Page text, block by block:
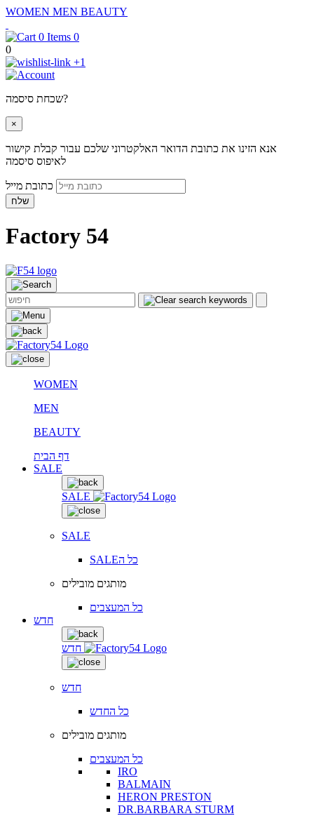
WOMEN MEN BEAUTY
0
0
+1
שכחת סיסמה?
×
אנא הזינו את כתובת הדואר האלקטרוני שלכם עבור קבלת קישור
לאיפוס סיסמה
שלח
Factory 54
WOMEN
MEN
BEAUTY
דף הבית
SALE
SALE
SALE
SALEכל ה
מותגים מובילים
כל המעצבים
חדש
חדש
חדש
כל החדש
מותגים מובילים
כל המעצבים
IRO
BALMAIN
HERON PRESTON
DR.BARBARA STURM